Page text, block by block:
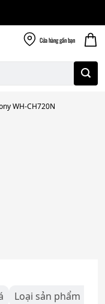
Cửa hànggần bạn
WH-CH720N
Loại sản phẩm